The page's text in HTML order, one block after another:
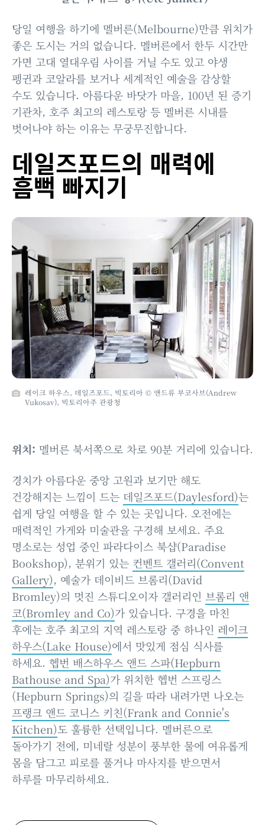
당일 여행을 하기에 멜버른(Melbourne)만큼 위치가
좋은 도시는 거의 없습니다. 멜버른에서 한두 시간만
가면 고대 열대우림 사이를 거닐 수도 있고 야생
펭귄과 코알라를 보거나 세계적인 예술을 감상할
수도 있습니다. 아름다운 바닷가 마을, 100년 된 증기
기관차, 호주 최고의 레스토랑 등 멜버른 시내를
벗어나야 하는 이유는 무궁무진합니다.
데일즈포드의 매력에
흠뻑 빠지기
레이크 하우스, 데일즈포드, 빅토리아 © 앤드류 부코사브(Andrew
Vukosav), 빅토리아주 관광청
위치: 멜버른 북서쪽으로 차로 90분 거리에 있습니다.
경치가 아름다운 중앙 고원과 보기만 해도
건강해지는 느낌이 드는 데일즈포드(Daylesford)는
쉽게 당일 여행을 할 수 있는 곳입니다. 오전에는
매력적인 가게와 미술관을 구경해 보세요. 주요
명소로는 성업 중인 파라다이스 북샵(Paradise
Bookshop), 분위기 있는 컨벤트 갤러리(Convent
Gallery), 예술가 데이비드 브롬리(David
Bromley)의 멋진 스튜디오이자 갤러리인 브롬리 앤
코(Bromley and Co)가 있습니다. 구경을 마친
후에는 호주 최고의 지역 레스토랑 중 하나인 레이크
하우스(Lake House)에서 맛있게 점심 식사를
하세요. 헵번 배스하우스 앤드 스파(Hepburn
Bathouse and Spa)가 위치한 헵번 스프링스
(Hepburn Springs)의 길을 따라 내려가면 나오는
프랭크 앤드 코니스 키친(Frank and Connie's
Kitchen)도 훌륭한 선택입니다. 멜버른으로
돌아가기 전에, 미네랄 성분이 풍부한 물에 여유롭게
몸을 담그고 피로를 풀거나 마사지를 받으면서
하루를 마무리하세요.